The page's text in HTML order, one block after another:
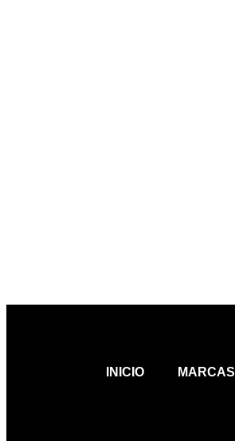
INICIO MARCAS